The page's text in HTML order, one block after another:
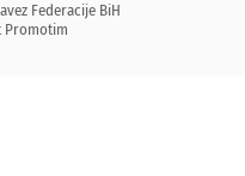
Federacije BiH
Promotim